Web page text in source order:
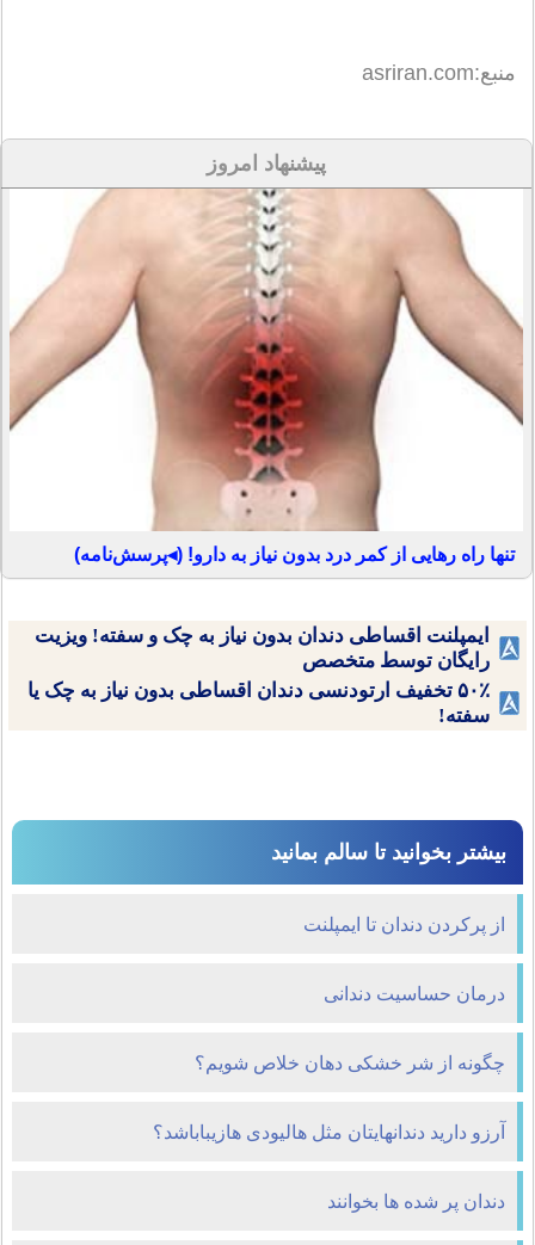
منبع:asriran.com
پیشنهاد امروز
تنها راه رهایی از کمر درد بدون نیاز به دارو! (◂پرسش‌نامه)
ایمپلنت اقساطی دندان بدون نیاز به چک و سفته! ویزیت
رایگان توسط متخصص
۵۰٪ تخفیف ارتودنسی دندان اقساطی بدون نیاز به چک یا
سفته!
بیشتر بخوانید تا سالم بمانید
از پرکردن دندان تا ایمپلنت
درمان حساسیت دندانی
چگونه از شر خشکی دهان خلاص شویم؟
آرزو دارید دندانهایتان مثل هالیودی هازیباباشد؟
دندان پر شده ها بخوانند